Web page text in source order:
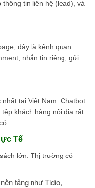
thông tin liên hệ (lead), và
đây là kênh quan
nhắn tin riêng, gửi
tại Việt Nam. Chatbot
khách hàng nội địa rất
Tế
lớn. Thị trường có
tảng như Tidio,